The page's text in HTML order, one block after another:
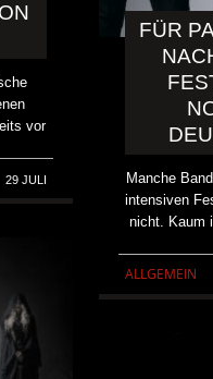
vor
29 JULI
FÜR
Manche
intensiven
nicht. Kaum
ALLGEMEIN